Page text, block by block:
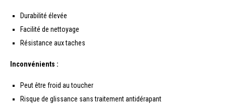
Durabilité élevée
Facilité de nettoyage
Résistance aux taches
Inconvénients :
Peut être froid au toucher
Risque de glissance sans traitement antidérapant